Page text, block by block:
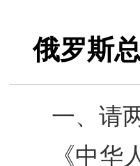
俄罗斯
一、请
《中